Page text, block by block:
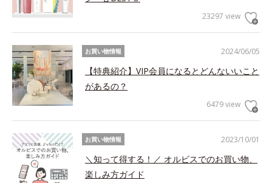
23297 view
2024/06/05
お買い物情報
【特典紹介】VIP会員になるとどんないいこと
があるの？
6479 view
2023/10/01
お買い物情報
＼知って得する！／ オルビスでのお買い物、
楽しみ方ガイド